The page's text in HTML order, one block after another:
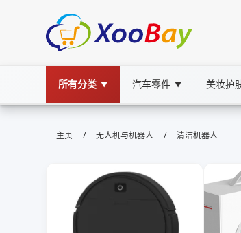
所有分类 ▼ 汽车零件 ▼ 美妆护
清洁机器人 | XOOBAY
智能清洁机器人家居高效清洁省时省力更便捷
主页 / 无人机与机器人 / 清洁机器人